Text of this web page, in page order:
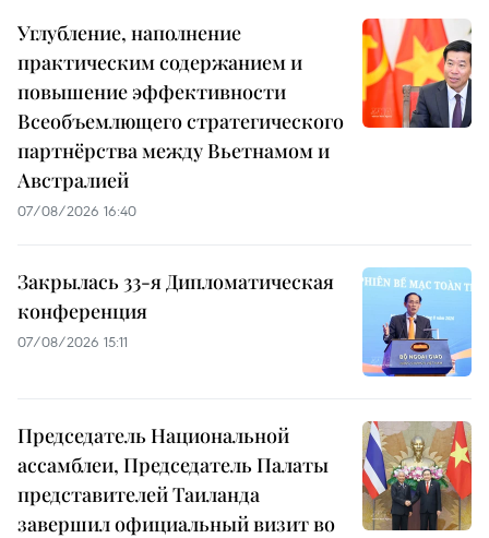
Углубление, наполнение
практическим содержанием и
повышение эффективности
Всеобъемлющего стратегического
партнёрства между Вьетнамом и
Австралией
07/08/2026 16:40
Закрылась 33-я Дипломатическая
конференция
07/08/2026 15:11
Председатель Национальной
ассамблеи, Председатель Палаты
представителей Таиланда
завершил официальный визит во